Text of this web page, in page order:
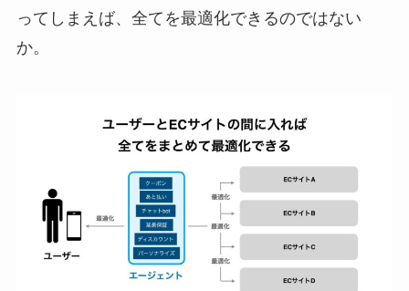
ってしまえば、全てを最適化できるのではない
か。